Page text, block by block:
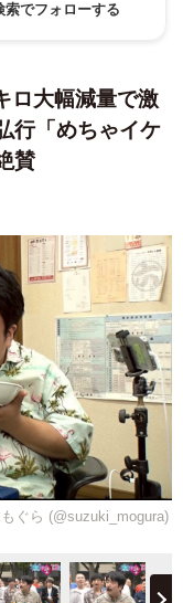
でフォローする
ロ大幅減量で激
行「めちゃイケ
賛
ぐら (@suzuki_mogura)